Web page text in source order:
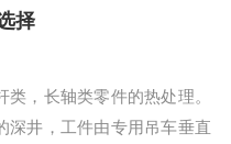
受较大应力的钢。马氏体
择
，长轴类零件的热处理。
深井，工件由专用吊车垂直